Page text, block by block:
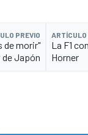
PREVIO
de morir"
de Japón
ARTÍCULO
La F1
Horner